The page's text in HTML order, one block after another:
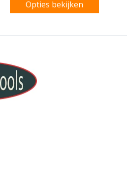
Opties bekijken